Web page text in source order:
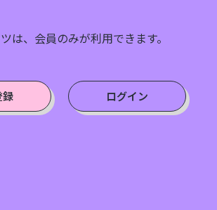
は、会員のみが利用できます。
録 ログイン